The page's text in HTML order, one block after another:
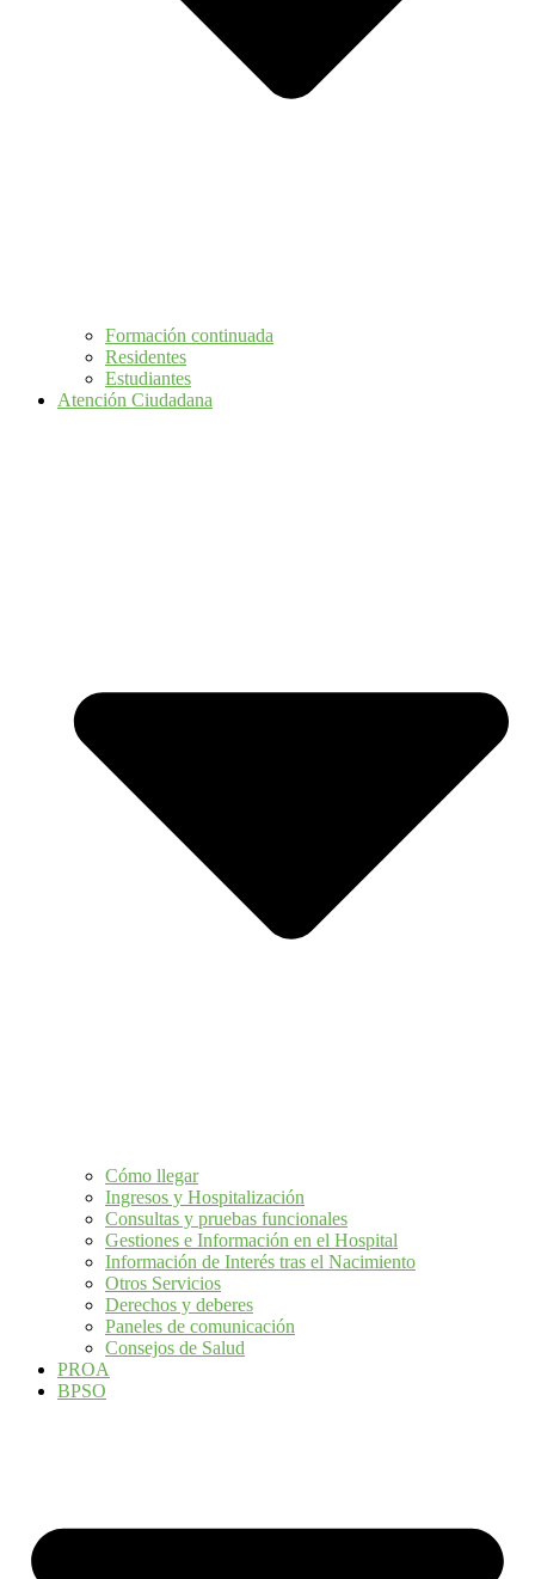
Formación continuada
Residentes
Estudiantes
Atención Ciudadana
Cómo llegar
Ingresos y Hospitalización
Consultas y pruebas funcionales
Gestiones e Información en el Hospital
Información de Interés tras el Nacimiento
Otros Servicios
Derechos y deberes
Paneles de comunicación
Consejos de Salud
PROA
BPSO